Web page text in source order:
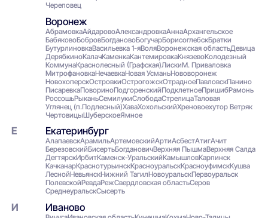
Череповец
Воронеж
АбрамовкаАйдаровоАлександровкаАннаАрхангельское
БабяковоБобровБогдановоБогучарБорисоглебскБратки
БутурлиновкаВасильевка 1-яВоляВоронежская областьДевица
ДерябкиноКалачКаменкаКантемировкаКнязевоКолодезный
КоммунаКраснолесный (Графская)ЛискиМ. Приваловка
МитрофановкаНечаевкаНовая УсманьНововоронеж
НовохоперскОстровкиОстрогожскОтрадноeПавловскПанино
ПисаревкаПовориноПодгоренскийПодклетноеПришибРамонь
РоссошьРыканьСемилукиСлободаСтрелицаТаловая
Углянец (п.Подлесный)ХаваХохольскийХреновоехутор Ветряк
ЧертовицыШуберскоеЯмное
Екатеринбург
АлапаевскАрамильАртемовскийАртиАсбестАтигАчит
БерезовскийБисертьБогдановичВерхняя ПышмаВерхняя Салда
ДегтярскИрбитКаменск-УральскийКамышловКарпинск
КачканарКраснотурьинскКрасноуральскКрасноуфимскКушва
ЛеснойНевьянскНижний ТагилНовоуральскПервоуральск
ПолевскойРевдаРежСвердловская областьСеров
СреднеуральскСысерть
Иваново